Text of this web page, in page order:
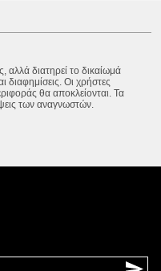
αλλά διατηρεί το δικαίωμά
διαφημίσεις. Οι χρήστες
θα αποκλείονται. Τα
των αναγνωστών.